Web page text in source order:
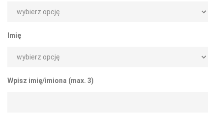
Imię
Wpisz imię/imiona (max. 3)